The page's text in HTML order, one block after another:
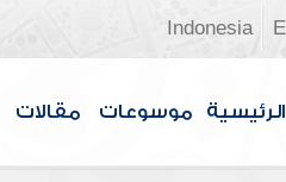
Indonesia
الرئيسية موسوعات مقالات